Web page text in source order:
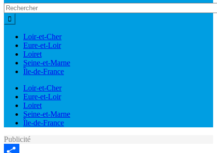
Loir-et-Cher
Eure-et-Loir
Loiret
Seine-et-Marne
Île-de-France
Loir-et-Cher
Eure-et-Loir
Loiret
Seine-et-Marne
Île-de-France
Publicité